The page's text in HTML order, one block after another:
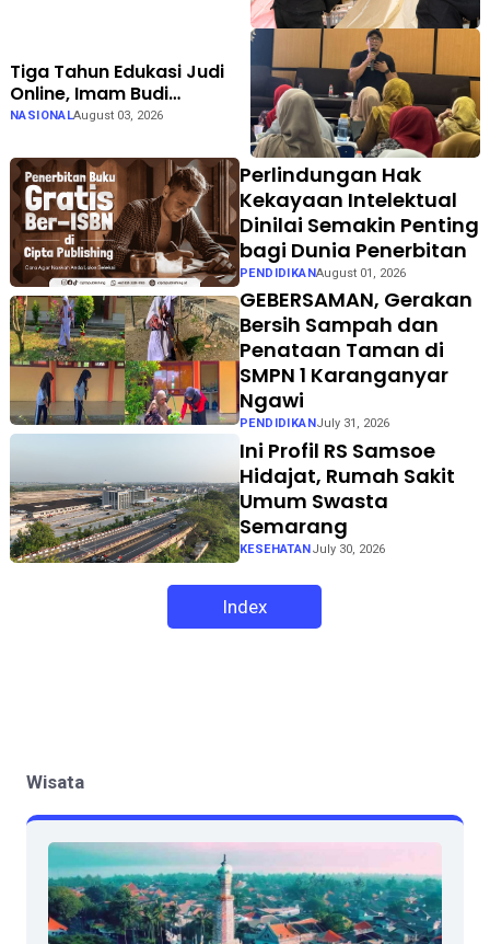
Tiga Tahun Edukasi Judi
Online, Imam Budi
Hadirkan Brain Recovery
NASIONALAugust 03, 2026
Perlindungan Hak
Kekayaan Intelektual
Dinilai Semakin Penting
bagi Dunia Penerbitan
PENDIDIKANAugust 01, 2026
GEBERSAMAN, Gerakan
Bersih Sampah dan
Penataan Taman di
SMPN 1 Karanganyar
Ngawi
PENDIDIKAN July 31, 2026
Ini Profil RS Samsoe
Hidajat, Rumah Sakit
Umum Swasta
Semarang
KESEHATANJuly 30, 2026
Index
Wisata